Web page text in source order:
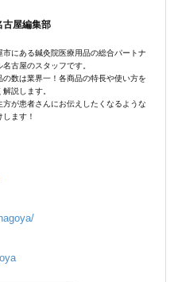
古屋編集部
市にある鍼灸院医療用品の総合パートナ
名古屋のスタッフです。
の数は業界一！各商品の特長や使い方を
説します。
方が患者さんにお伝えしたくなるような
ます！